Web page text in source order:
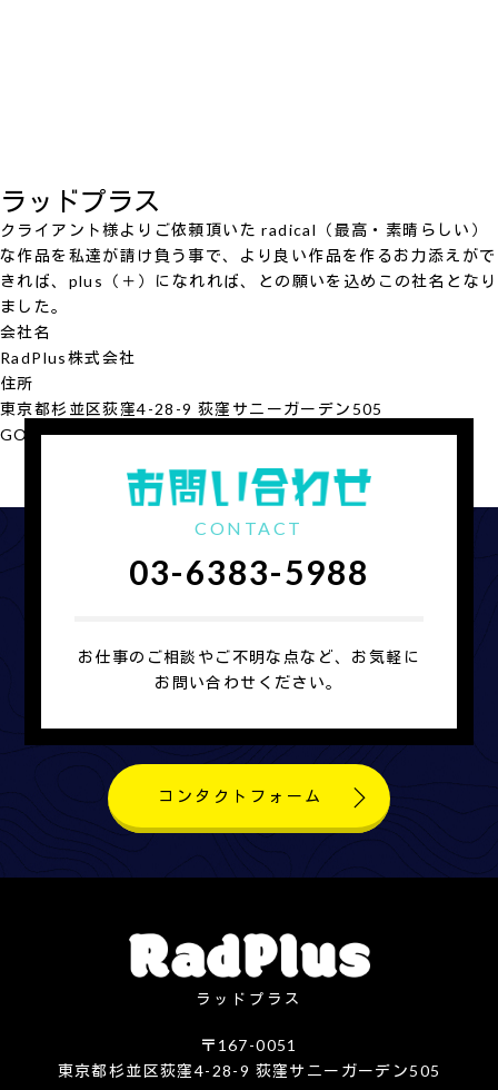
ラッドプラス
クライアント様よりご依頼頂いた radical（最高・素晴らしい）
な作品を私達が請け負う事で、より良い作品を作るお力添えがで
きれば、plus（＋）になれれば、との願いを込めこの社名となり
ました。
会社名
RadPlus株式会社
住所
東京都杉並区荻窪4-28-9 荻窪サニーガーデン505
GOOGLE MAP
会社概要を見る
CONTACT
03-6383-5988
お仕事のご相談やご不明な点など、お気軽に
お問い合わせください。
コンタクトフォーム
ラッドプラス
〒167-0051
東京都杉並区荻窪4-28-9 荻窪サニーガーデン505